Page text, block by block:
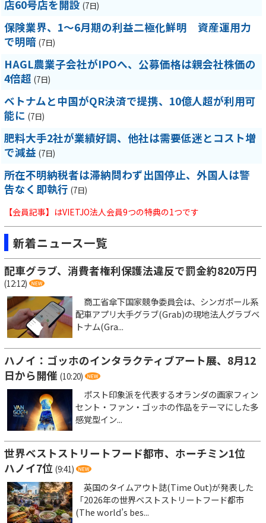
店60号店を開設 (7日)
保険業界、1～6月期の利益二極化鮮明 資産運用力
で明暗 (7日)
HAGL農業子会社がIPOへ、公募価格は親会社株価の
4倍超 (7日)
ベトナムと中国がQR決済で提携、10億人超が利用可
能に (7日)
肥料大手2社が業績好調、他社は需要低迷とコスト増
で減益 (7日)
所在不明納税者は滞納問わず出国停止、外国人は警
告なく即執行 (7日)
【会員記事】はVIETJO法人会員9つの特典の1つです
新着ニュース一覧
配車グラブ、消費者権利保護法違反で罰金約820万円
(12:12)
商工省傘下国家競争委員会は、シンガポール系
配車アプリ大手グラブ(Grab)の現地法人グラブベ
トナム(Gra...
ハノイ：ゴッホのインタラクティブアート展、8月12
日から開催 (10:20)
ポスト印象派を代表するオランダの画家フィン
セント・ファン・ゴッホの作品をテーマにした多
感覚型イン...
世界ベストストリートフード都市、ホーチミン1位
ハノイ7位 (9:41)
英国のタイムアウト誌(Time Out)が発表した
「2026年の世界ベストストリートフード都市
(The world’s bes...